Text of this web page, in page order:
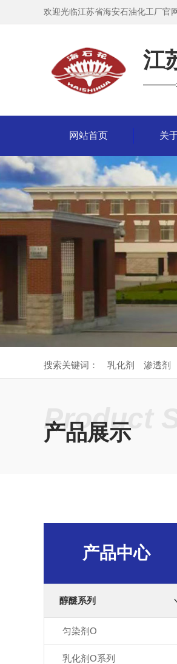
欢迎光临江苏省海安石油化工厂官
江
———
网站首页 关
搜索关键词： 乳化剂 渗透剂
Product
产品展示
产品中心
醇醚系列
匀染剂O
乳化剂O系列